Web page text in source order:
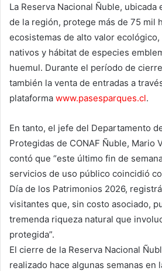
La Reserva Nacional Ñuble,
de la región, protege más de 75 mil
ecosistemas de alto valor
nativos y hábitat de especies
huemul. Durante el período de
también la venta de entradas a
plataforma www.pasesparques.cl.
En tanto, el jefe del Departamento
Protegidas de CONAF Ñuble, Mario
contó que “este último fin de
servicios de uso público coincidió
Día de los Patrimonios 2026,
visitantes que, sin costo asociado,
tremenda riqueza natural que
protegida”.
El cierre de la Reserva Nacional
realizado hace algunas semanas en